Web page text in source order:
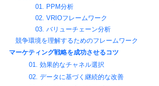
01. PPM分析
02. VRIOフレームワーク
03. バリューチェーン分析
競争環境を理解するためのフレームワーク
マーケティング戦略を成功させるコツ
01. 効果的なチャネル選択
02. データに基づく継続的な改善